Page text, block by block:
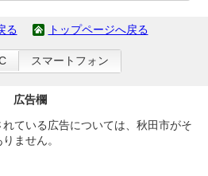
る トップページへ戻る
スマートフォン
広告欄
ている広告については、秋田市がそ
ません。